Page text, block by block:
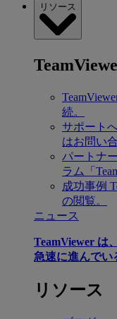
リソース
続。
サポート
はお問い
パートナ
ラム「
成功事例
の閲覧。
ニュース
TeamViewer は
急速に進んでい
リソース